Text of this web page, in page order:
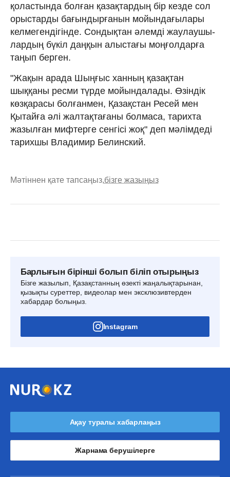
қоластында болған қа­зақтардың бір кезде сол
орыстарды ба­­ғындырғанын мойындағылары
келме­гендігінде. Сондықтан әлемді жаулау­шы­
лардың бүкіл даңқын алыстағы моңғол­дарға
таңып берген.
"Жақын арада Шыңғыс ханның қа­зақ­тан
шыққаны ресми түрде мойын­да­лады. Өзіндік
көзқарасы болғанмен, Қа­зақ­стан Ресей мен
Қытайға әлі жал­­­тақ­тағаны болмаса, тарихта
жазылған миф­терге сенгісі жоқ" деп мәлімдеді
тарихшы Владимир Белинский.
Мәтіннен қате тапсаңыз,бізге жазыңыз
Барлығын бірінші болып біліп отырыңыз
Бізге жазылып, Қазақстанның өзекті жаңалықтарынан,
қызықты суреттер, видеолар мен эксклюзивтерден
хабардар болыңыз.
Instagram
Ақау туралы хабарлаңыз
Жарнама берушілерге